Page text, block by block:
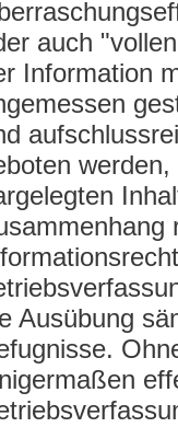
auch
Information
Ausübung